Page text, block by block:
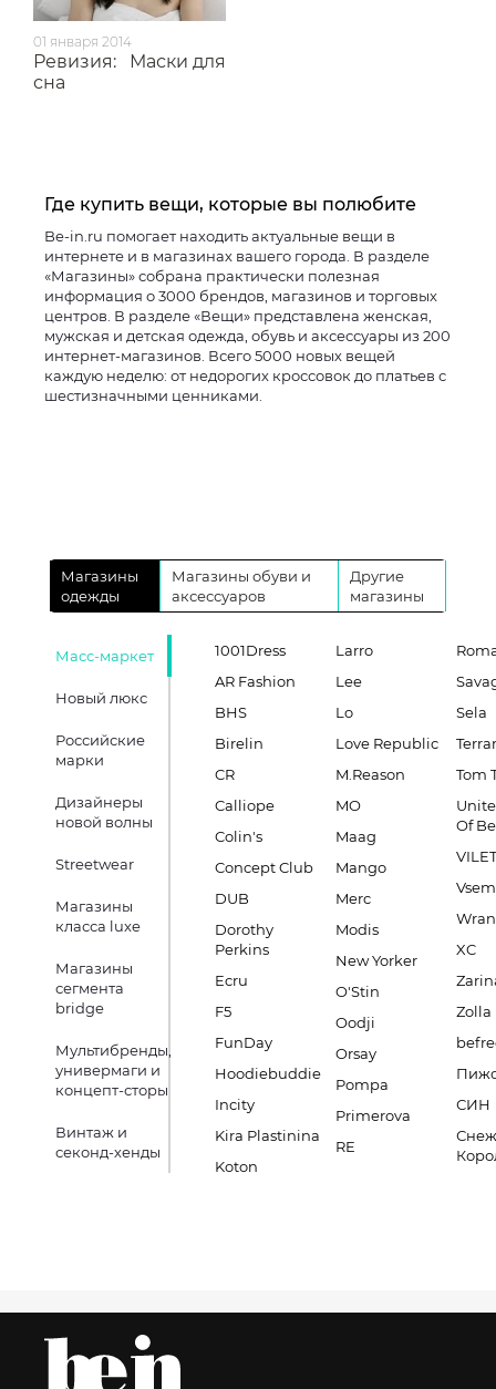
01 января 2014
Ревизия:
Маски для
сна
Где купить вещи, которые вы полюбите
Be-in.ru помогает находить актуальные вещи в
интернете и в магазинах вашего города. В разделе
«Магазины» собрана практически полезная
информация о 3000 брендов, магазинов и торговых
центров. В разделе «Вещи» представлена женская,
мужская и детская одежда, обувь и аксессуары из 200
интернет-магазинов. Всего 5000 новых вещей
каждую неделю: от недорогих кроссовок до платьев с
шестизначными ценниками.
Магазины
одежды
Магазины обуви и
аксессуаров
Другие
магазины
Масс-маркет
Новый люкс
Российские
марки
Дизайнеры
новой волны
Streetwear
Магазины
класса luxe
Магазины
сегмента
bridge
Мультибренды,
универмаги и
концепт-сторы
Винтаж и
секонд-хенды
1001Dress
AR Fashion
BHS
Birelin
CR
Calliope
Colin's
Concept Club
DUB
Dorothy
Perkins
Ecru
F5
FunDay
Hoodiebuddie
Incity
Kira Plastinina
Koton
Larro
Lee
Lo
Love Republic
M.Reason
MO
Maag
Mango
Merc
Modis
New Yorker
O'Stin
Oodji
Orsay
Pompa
Primerova
RE
Sela
Tom
Of
VILET
XC
Zolla
СИН